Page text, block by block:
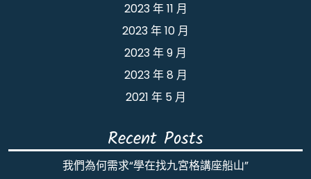
2023 年 11 月
2023 年 10 月
2023 年 9 月
2023 年 8 月
2021 年 5 月
Recent Posts
我們為何需求“學在找九宮格講座船山”